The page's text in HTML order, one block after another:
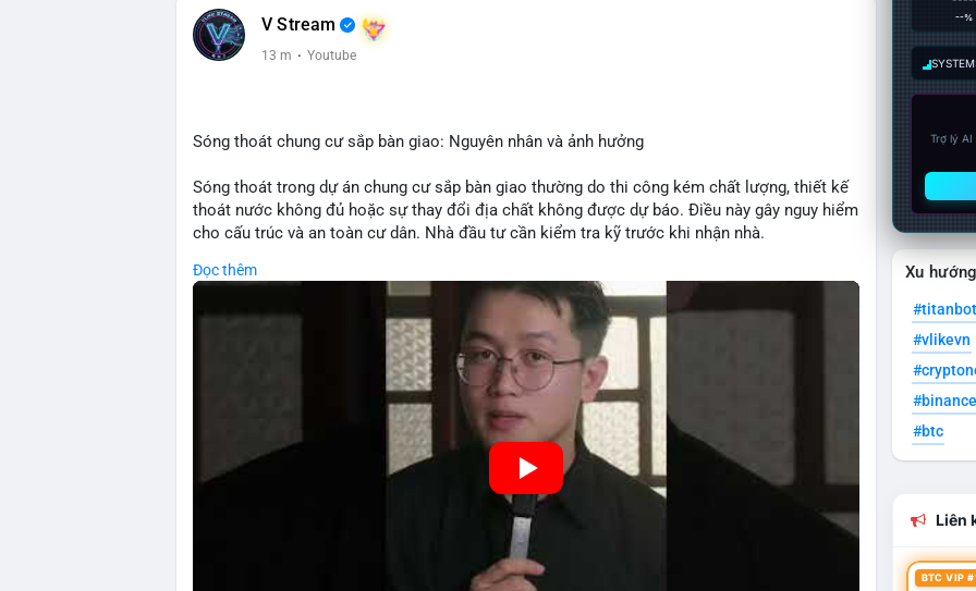
V Stream
13 m · Youtube
Sóng thoát chung cư sắp bàn giao: Nguyên nhân và ảnh hưởng
Sóng thoát trong dự án chung cư sắp bàn giao thường do thi công kém chất lượng, thiết kế
thoát nước không đủ hoặc sự thay đổi địa chất không được dự báo. Điều này gây nguy hiểm
cho cấu trúc và an toàn cư dân. Nhà đầu tư cần kiểm tra kỹ trước khi nhận nhà.
🎥 Xem video trực tiếp tại:
Đọc thêm
--%
Trợ lý
Xu
#titanbot
#vlikevn
#btc
Liên
BTC VIP